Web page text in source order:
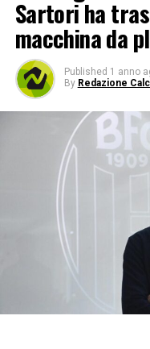
Sartori ha
macchina da
Published 1 anno
By Redazione